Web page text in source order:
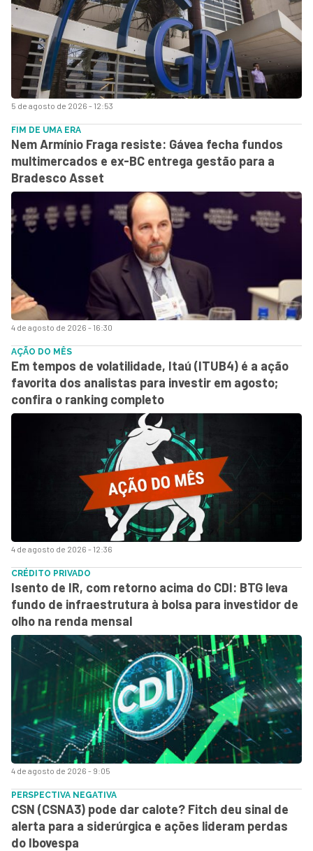
5 de agosto de 2026 - 12:53
4 de agosto de 2026 - 16:30
FIM DE UMA ERA
Nem Armínio Fraga resiste: Gávea fecha fundos
multimercados e ex-BC entrega gestão para a
Bradesco Asset
4 de agosto de 2026 - 12:36
AÇÃO DO MÊS
Em tempos de volatilidade, Itaú (ITUB4) é a ação
favorita dos analistas para investir em agosto;
confira o ranking completo
4 de agosto de 2026 - 9:05
CRÉDITO PRIVADO
Isento de IR, com retorno acima do CDI: BTG leva
fundo de infraestrutura à bolsa para investidor de
olho na renda mensal
PERSPECTIVA NEGATIVA
CSN (CSNA3) pode dar calote? Fitch deu sinal de
alerta para a siderúrgica e ações lideram perdas
do Ibovespa